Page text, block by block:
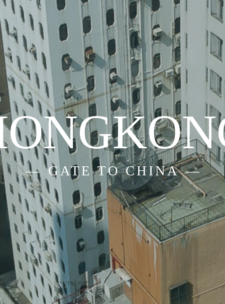
GATE TO CHINA